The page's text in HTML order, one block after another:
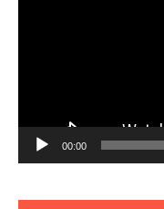
00:00